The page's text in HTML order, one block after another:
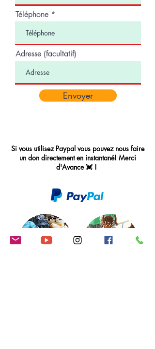
Téléphone
Adresse (facultatif)
Envoyer
Si vous utilisez Paypal vous pouvez nous faire
un don directement en instantané! Merci
d'Avance 💓 !